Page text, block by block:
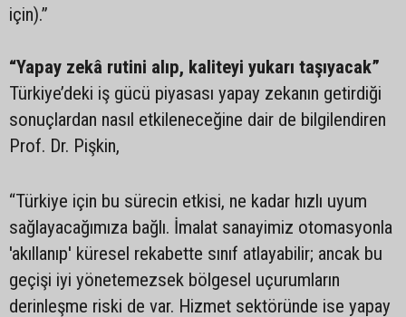
için).”
“Yapay zekâ rutini alıp, kaliteyi yukarı taşıyacak”
Türkiye’deki iş gücü piyasası yapay zekanın getirdiği
sonuçlardan nasıl etkileneceğine dair de bilgilendiren
Prof. Dr. Pişkin,
“Türkiye için bu sürecin etkisi, ne kadar hızlı uyum
sağlayacağımıza bağlı. İmalat sanayimiz otomasyonla
'akıllanıp' küresel rekabette sınıf atlayabilir; ancak bu
geçişi iyi yönetemezsek bölgesel uçurumların
derinleşme riski de var. Hizmet sektöründe ise yapay